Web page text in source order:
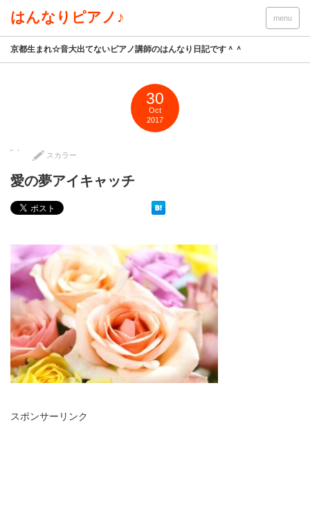
はんなりピアノ♪ menu
京都生まれ☆音大出てないピアノ講師のはんなり日記です＾＾
30
Oct
2017
スカラー
愛の夢アイキャッチ
スポンサーリンク